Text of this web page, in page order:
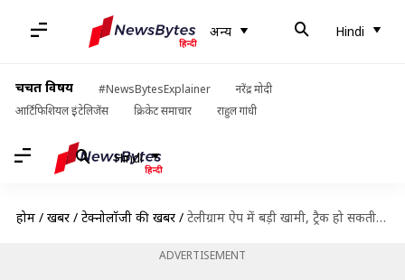
अन्य Hindi
चर्चित विषय #NewsBytesExplainer
नरेंद्र मोदी
आर्टिफिशियल इंटेलिजेंस
क्रिकेट समाचार राहुल गांधी
Hindi
होम / खबरें / टेक्नोलॉजी की खबरें / टेलीग्राम ऐप में बड़ी खामी, ट्रैक हो सकती है यूजर्स की लोकेशन
ADVERTISEMENT